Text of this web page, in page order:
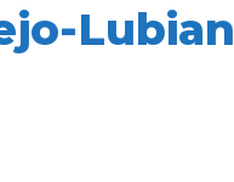
Lubian